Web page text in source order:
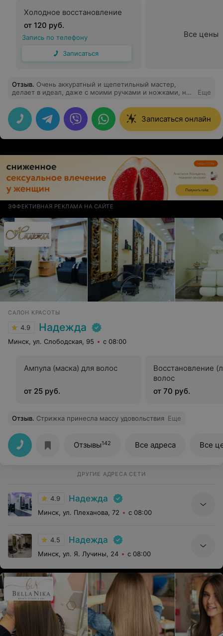
Холодное восстановление
от 120 руб.
Запись по телефону
Записаться
Все цены
Отзыв. Очень аккуратный и щепетильный мастер,
делает в идеал, даже с моими ручками и ножками, на
миндаль на достаточно сложном исходнике,
обязательно приду еще
Еще
Записаться онлайн
ЭФФЕКТИВНАЯ РЕКЛАМА НА САЙТЕ
САЛОН КРАСОТЫ
4.9 Надежда
Минск, ул. Слободская, 95 с 08:00
Ампула (маска) для волос
от 25 руб.
Восстановление
волос
от 70 руб.
Отзыв. Стрижка принесла массу удовольствия Еще
Отзывы142 Все адреса Все
ДРУГИЕ АДРЕСА СЕТИ
4.9 Надежда
Минск, ул. Плеханова, 72 с 08:00
4.5 Надежда
Минск, ул. Я. Лучины, 24 с 08:00